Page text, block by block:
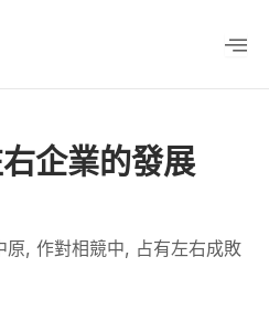
企業的發展
原, 作對相競中, 占有左右成敗